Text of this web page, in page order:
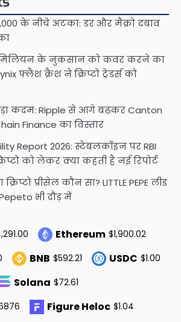
के नीचे अटका: डर और मैक्रो दबाव
मिलियन के नुकसान को कवर करने का
फ्लैश क्रैश ने क्रिप्टो ट्रेडर्स को
कदम: Ripple से आगे बढ़कर Canton
Finance का विस्तार
Report 2026: स्टेबलकॉइन पर RBI
को लेकर क्या कहती है नई रिपोर्ट
प्रीसेल कौन सा? LITTLE PEPE लीड
भी दौड़ में
Ethereum $1,900.02
BNB $592.21 USDC $1.00
Solana $72.61
Figure Heloc $1.04